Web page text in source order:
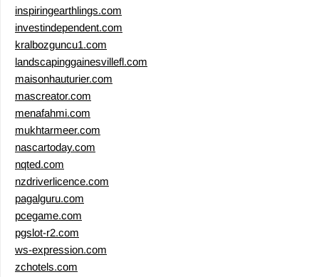
inspiringearthlings.com
investindependent.com
kralbozguncu1.com
landscapinggainesvillefl.com
maisonhauturier.com
mascreator.com
menafahmi.com
mukhtarmeer.com
nascartoday.com
nqted.com
nzdriverlicence.com
pagalguru.com
pcegame.com
pgslot-r2.com
ws-expression.com
zchotels.com